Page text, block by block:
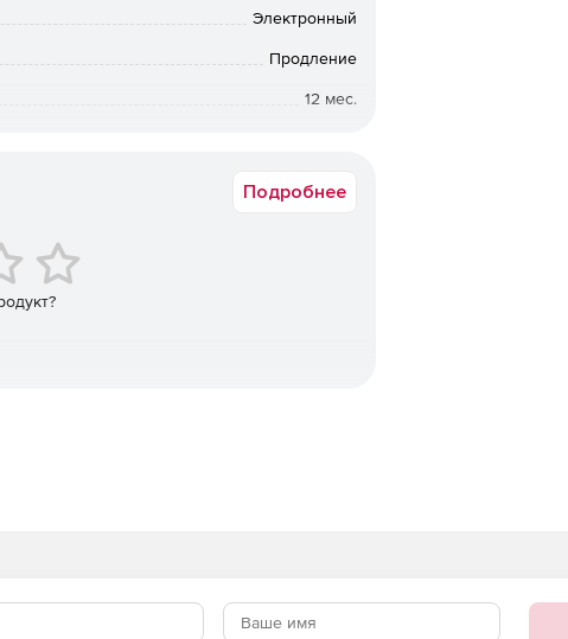
в реальном времени с
и хранилищ от вирусов и шпионов на
и хранилищ от вирусов и шпионов на
Электронный
Продление
12 мес.
Подробнее